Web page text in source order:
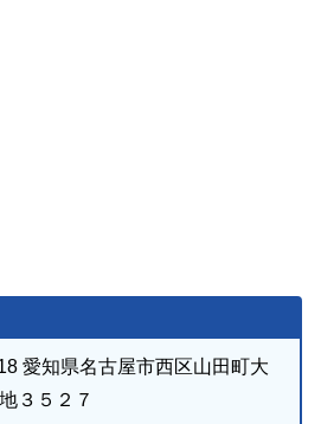
愛知県名古屋市西区山田町大
３５２７